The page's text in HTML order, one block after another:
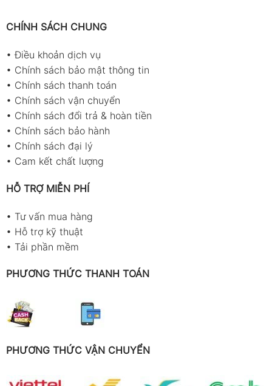
CHÍNH SÁCH CHUNG
•Điều khoản dịch vụ
• Chính sách bảo mật thông tin
• Chính sách thanh toán
• Chính sách vận chuyển
• Chính sách đổi trả & hoàn tiền
• Chính sách bảo hành
• Chính sách đại lý
• Cam kết chất lượng
HỖ TRỢ MIỄN PHÍ
• Tư vấn mua hàng
• Hỗ trợ kỹ thuật
• Tải phần mềm
PHƯƠNG THỨC THANH TOÁN
PHƯƠNG THỨC VẬN CHUYỂN